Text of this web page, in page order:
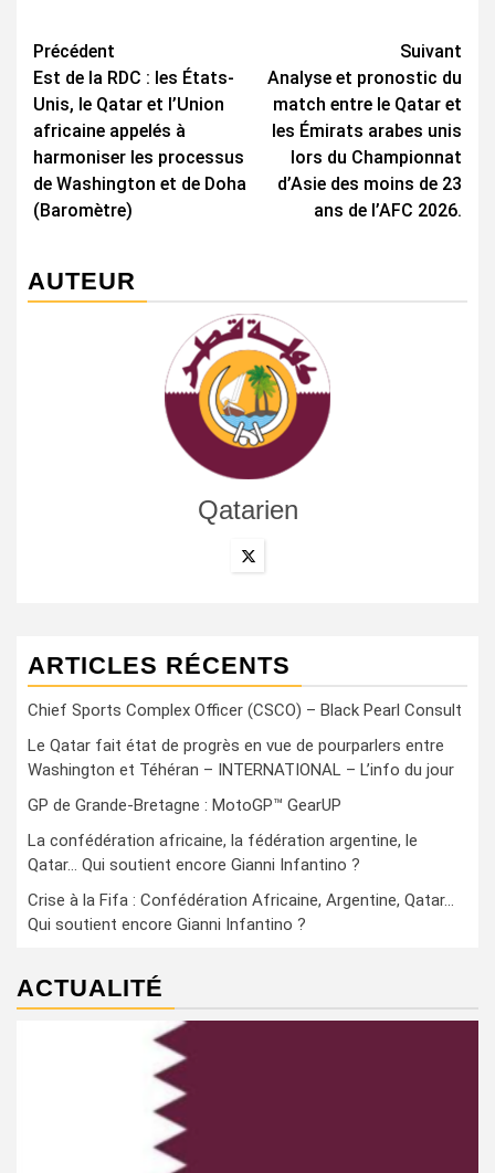
Navigation
d’article
Précédent
Est de la RDC : les États-
Unis, le Qatar et l’Union
africaine appelés à
harmoniser les processus
de Washington et de Doha
(Baromètre)
Suivant
Analyse et pronostic du
match entre le Qatar et
les Émirats arabes unis
lors du Championnat
d’Asie des moins de 23
ans de l’AFC 2026.
AUTEUR
Qatarien
ARTICLES RÉCENTS
Chief Sports Complex Officer (CSCO) – Black Pearl Consult
Le Qatar fait état de progrès en vue de pourparlers entre
Washington et Téhéran – INTERNATIONAL – L’info du jour
GP de Grande-Bretagne : MotoGP™ GearUP
La confédération africaine, la fédération argentine, le
Qatar… Qui soutient encore Gianni Infantino ?
Crise à la Fifa : Confédération Africaine, Argentine, Qatar…
Qui soutient encore Gianni Infantino ?
ACTUALITÉ